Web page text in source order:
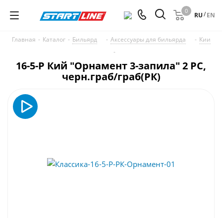
0
RU/EN
Главная - Каталог - Бильярд - Аксессуары для бильярда - Кии
-
16-5-Р Кий "Орнамент 3-запила" 2 РС,
черн.граб/граб(РК)